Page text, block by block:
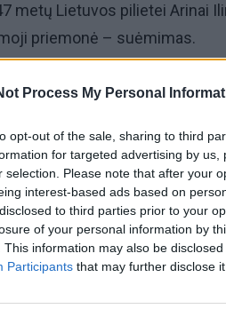
Process My Personal
opt-out of the sale, sharing to third
for targeted advertising by
selection. Please note that after your
interest-based ads based on
to third parties prior to your
of your personal information by
This information may also be
Participants that may further disclose
metų Lietuvos pilietei Arinai
priemonė – suėmimas.
subadžiusi keturis
įstaigoje reikalingas tam,
nužudyti daugiau nei
poveikio atrodė, tarsi į